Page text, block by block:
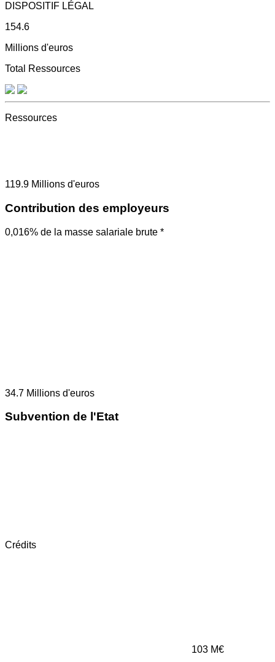
DISPOSITIF LÉGAL
154.6
Millions d'euros
Total Ressources
Ressources
119.9 Millions d'euros
Contribution des employeurs
0,016% de la masse salariale brute *
34.7 Millions d'euros
Subvention de l'Etat
Crédits
103 M€